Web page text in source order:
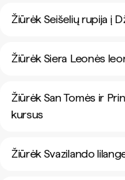
Žiūrėk Seišelių rupija į
Žiūrėk Siera Leonės
Žiūrėk San Tomės ir
kursus
Žiūrėk Svazilando